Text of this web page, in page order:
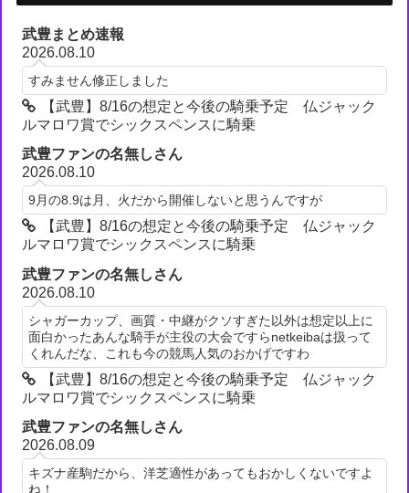
武豊まとめ速報
2026.08.10
すみません修正しました
【武豊】8/16の想定と今後の騎乗予定 仏ジャック
ルマロワ賞でシックスペンスに騎乗
武豊ファンの名無しさん
2026.08.10
9月の8.9は月、火だから開催しないと思うんですが
【武豊】8/16の想定と今後の騎乗予定 仏ジャック
ルマロワ賞でシックスペンスに騎乗
武豊ファンの名無しさん
2026.08.10
シャガーカップ、画質・中継がクソすぎた以外は想定以上に
面白かったあんな騎手が主役の大会ですらnetkeibaは扱って
くれんだな、これも今の競馬人気のおかげですわ
【武豊】8/16の想定と今後の騎乗予定 仏ジャック
ルマロワ賞でシックスペンスに騎乗
武豊ファンの名無しさん
2026.08.09
キズナ産駒だから、洋芝適性があってもおかしくないですよ
ね！